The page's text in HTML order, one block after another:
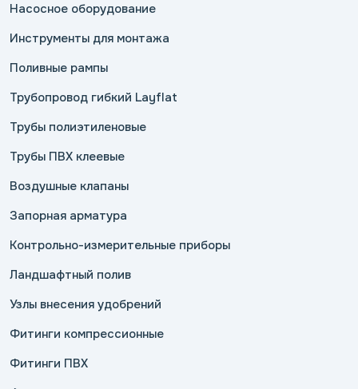
Насосное оборудование
Инструменты для монтажа
Поливные рампы
Трубопровод гибкий Layflat
Трубы полиэтиленовые
Трубы ПВХ клеевые
Воздушные клапаны
Запорная арматура
Контрольно-измерительные приборы
Ландшафтный полив
Узлы внесения удобрений
Фитинги компрессионные
Фитинги ПВХ